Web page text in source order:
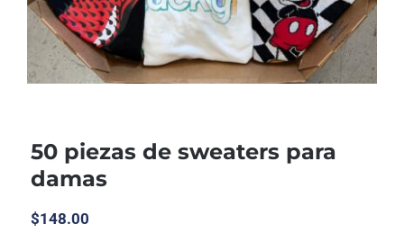
50 piezas de sweaters para
damas
$148.00